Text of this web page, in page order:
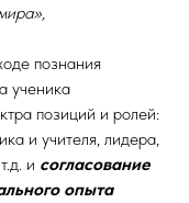
познания
ученика
позиций и ролей:
и учителя, лидера,
и согласование
опыта